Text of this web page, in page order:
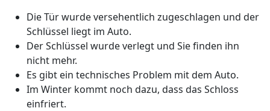
Die Tür wurde versehentlich zugeschlagen und der
Schlüssel liegt im Auto.
Der Schlüssel wurde verlegt und Sie finden ihn
nicht mehr.
Es gibt ein technisches Problem mit dem Auto.
Im Winter kommt noch dazu, dass das Schloss
einfriert.